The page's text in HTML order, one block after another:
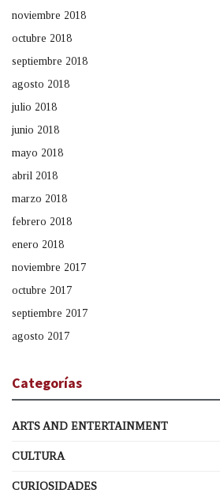
noviembre 2018
octubre 2018
septiembre 2018
agosto 2018
julio 2018
junio 2018
mayo 2018
abril 2018
marzo 2018
febrero 2018
enero 2018
noviembre 2017
octubre 2017
septiembre 2017
agosto 2017
Categorías
ARTS AND ENTERTAINMENT
CULTURA
CURIOSIDADES